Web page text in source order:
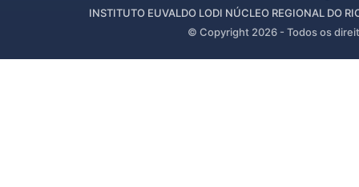
INSTITUTO EUVALDO LODI NÚCLEO REGIONAL DO
© Copyright 2026 - Todos os